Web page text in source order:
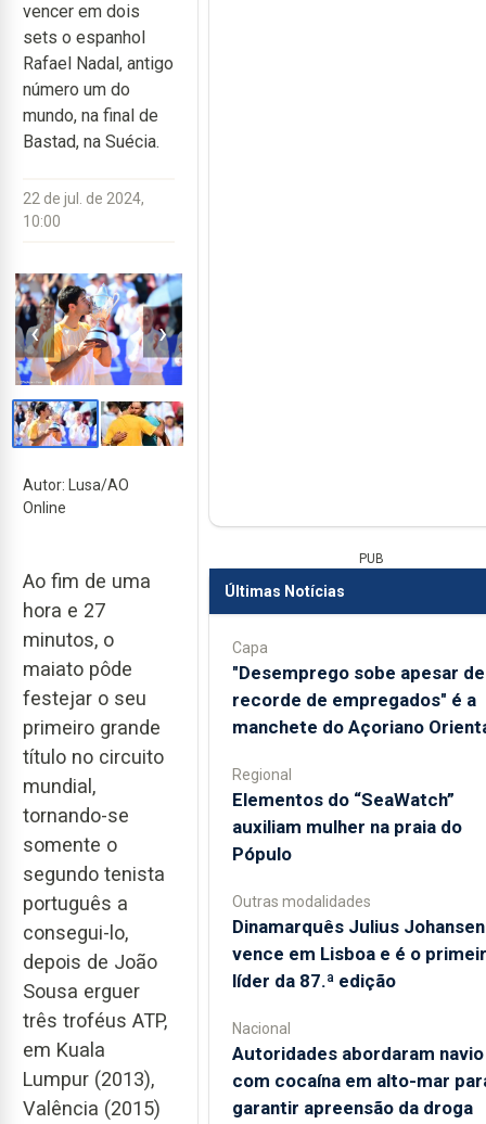
vencer em dois
sets o espanhol
Rafael Nadal, antigo
número um do
mundo, na final de
Bastad, na Suécia.
22 de jul. de 2024,
10:00
‹ ›
Autor: Lusa/AO
Online
Ao fim de uma
hora e 27
minutos, o
maiato pôde
festejar o seu
primeiro grande
título no circuito
mundial,
tornando-se
somente o
segundo tenista
português a
consegui-lo,
depois de João
Sousa erguer
três troféus ATP,
em Kuala
Lumpur (2013),
Valência (2015)
PUB
Últimas Notícias
Capa
"Desemprego sobe apesar de
recorde de empregados" é a
manchete do Açoriano
Regional
​Elementos do “SeaWatch”
auxiliam mulher na praia do
Pópulo
Outras modalidades
Dinamarquês Julius Johansen
vence em Lisboa e é o
líder da 87.ª edição
Nacional
Autoridades abordaram navio
com cocaína em alto-mar
garantir apreensão da droga